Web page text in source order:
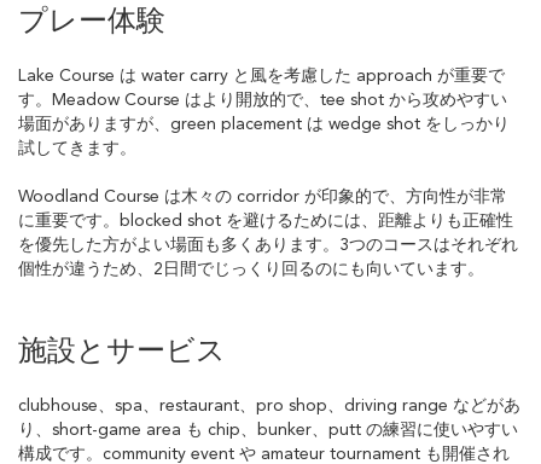
プレー体験
Lake Course は water carry と風を考慮した approach が重要で
す。Meadow Course はより開放的で、tee shot から攻めやすい
場面がありますが、green placement は wedge shot をしっかり
試してきます。
Woodland Course は木々の corridor が印象的で、方向性が非常
に重要です。blocked shot を避けるためには、距離よりも正確性
を優先した方がよい場面も多くあります。3つのコースはそれぞれ
個性が違うため、2日間でじっくり回るのにも向いています。
施設とサービス
clubhouse、spa、restaurant、pro shop、driving range などがあ
り、short-game area も chip、bunker、putt の練習に使いやすい
構成です。community event や amateur tournament も開催され